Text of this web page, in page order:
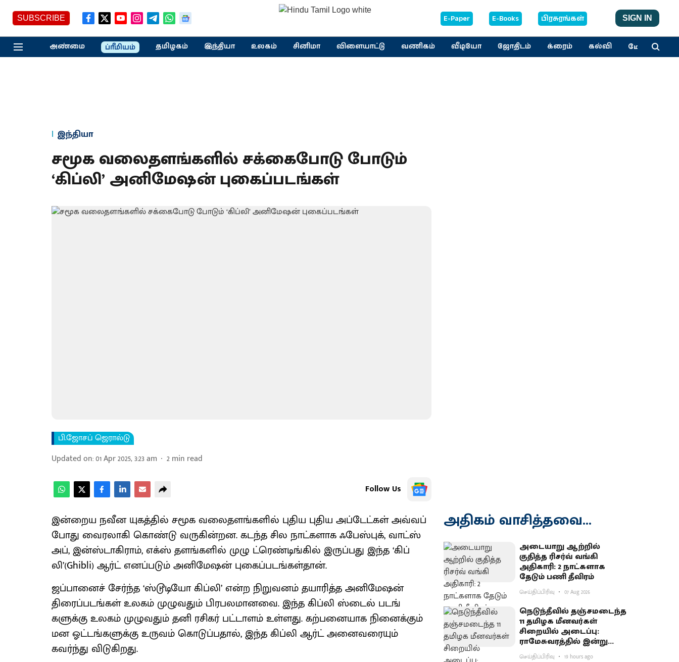
SUBSCRIBE E-Paper E-Books பிரசுரங்கள் SIGN IN
அண்மை ப்ரீமியம் தமிழகம் இந்தியா உலகம் சினிமா விளையாட்டு வணிகம் வீடியோ ஜோதிடம் க்ரைம் கல்வி மேலும்
இந்தியா
சமூக வலைதளங்களில் சக்கைபோடு போடும்
‘கிப்லி’ அனிமேஷன் புகைப்படங்கள்
பி.ஜோசப் ஜெரால்டு
Updated on:01 Apr 2025, 3:23 am 2min read
Follow Us
இன்​றைய நவீன யுகத்​தில் சமூக வலை​தளங்​களில் புதிய புதிய அப்​டேட்​கள் அவ்​வப்​
போது வைரலாகி கொண்டு வரு​கின்​றன. கடந்த சில நாட்​களாக ஃபேஸ்​புக், வாட்​ஸ்​
அப், இன்​ஸ்​டாகி​ராம், எக்ஸ் தளங்​களில் முழு ட்ரெண்​டிங்​கில் இருப்​பது இந்த ‘கிப்​
லி’(Ghibli) ஆர்ட் எனப்​படும் அனிமேஷன் புகைப்​படங்​கள்​தான்.
ஜப்​பானைச் சேர்ந்த ‘ஸ்​டூடியோ கிப்​லி’ என்ற நிறு​வனம் தயாரித்த அனிமேஷன்
திரைப்​படங்​கள் உலகம் முழு​வதும் பிரபல​மானவை. இந்த கிப்லி ஸ்டைல் படங்​
களுக்கு உலகம் முழு​வதும் தனி ரசிகர் பட்​டாளம் உள்​ளது. கற்பனை​யாக நினைக்​கும்
மன ஓட்​டங்​களுக்கு உரு​வம் கொடுப்​ப​தால், இந்த கிப்லி ஆர்ட் அனை​வரை​யும்
கவர்ந்து விடு​கிறது.
அதிகம் வாசித்தவை...
அடையாறு ஆற்றில்
குதித்த ரிசர்வ் வங்கி
அதிகாரி: 2 நாட்களாக
தேடும் பணி தீவிரம்
செய்திப்பிரிவு 07 Aug 2026
நெடுந்தீவில் தஞ்சமடைந்த
11 தமிழக மீனவர்கள்
சிறையில் அடைப்பு:
ராமேசுவரத்தில் இன்று
வேலைநிறுத்தம்
செய்திப்பிரிவு 19 hours ago